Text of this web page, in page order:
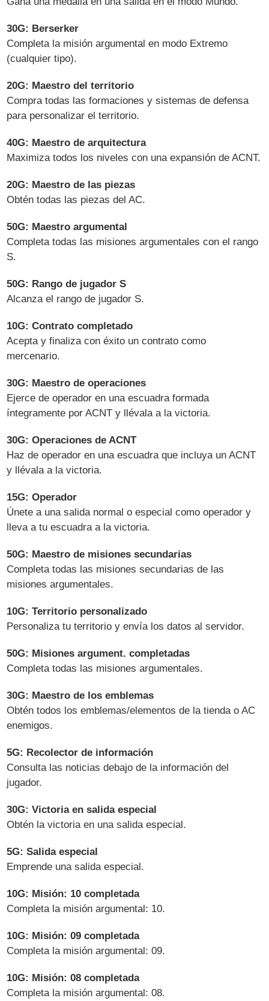
30G: Berserker
Completa la misión argumental en modo Extremo
(cualquier tipo).
20G: Maestro del territorio
Compra todas las formaciones y sistemas de defensa
para personalizar el territorio.
40G: Maestro de arquitectura
Maximiza todos los niveles con una expansión de ACNT.
20G: Maestro de las piezas
Obtén todas las piezas del AC.
50G: Maestro argumental
Completa todas las misiones argumentales con el rango
S.
50G: Rango de jugador S
Alcanza el rango de jugador S.
10G: Contrato completado
Acepta y finaliza con éxito un contrato como
mercenario.
30G: Maestro de operaciones
Ejerce de operador en una escuadra formada
íntegramente por ACNT y llévala a la victoria.
30G: Operaciones de ACNT
Haz de operador en una escuadra que incluya un ACNT
y llévala a la victoria.
15G: Operador
Únete a una salida normal o especial como operador y
lleva a tu escuadra a la victoria.
50G: Maestro de misiones secundarias
Completa todas las misiones secundarias de las
misiones argumentales.
10G: Territorio personalizado
Personaliza tu territorio y envía los datos al servidor.
50G: Misiones argument. completadas
Completa todas las misiones argumentales.
30G: Maestro de los emblemas
Obtén todos los emblemas/elementos de la tienda o AC
enemigos.
5G: Recolector de información
Consulta las noticias debajo de la información del
jugador.
30G: Victoria en salida especial
Obtén la victoria en una salida especial.
5G: Salida especial
Emprende una salida especial.
10G: Misión: 10 completada
Completa la misión argumental: 10.
10G: Misión: 09 completada
Completa la misión argumental: 09.
10G: Misión: 08 completada
Completa la misión argumental: 08.